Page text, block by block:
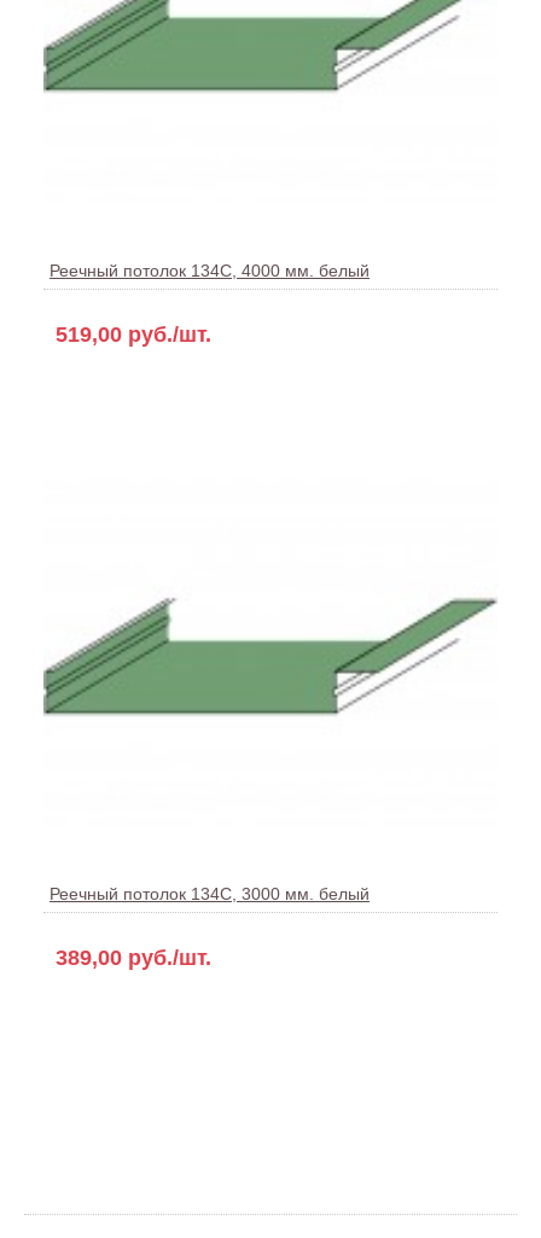
Реечный потолок 134С, 4000 мм. белый
519,00 руб./шт.
Реечный потолок 134С, 3000 мм. белый
389,00 руб./шт.